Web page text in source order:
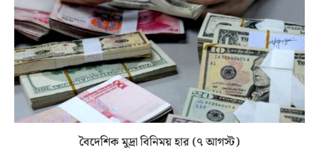
বৈদেশিক মুদ্রা বিনিময় হার (৭ আগস্ট)